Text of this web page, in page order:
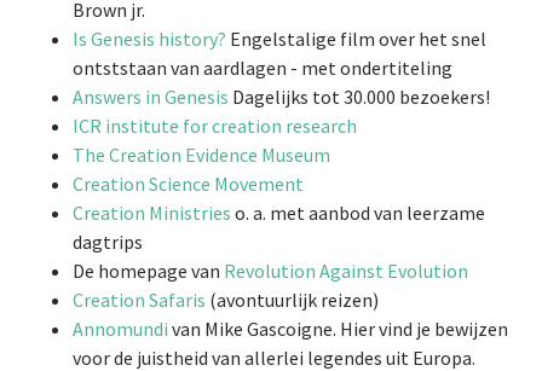
Brown jr.
Is Genesis history? Engelstalige film over het snel
ontststaan van aardlagen - met ondertiteling
Answers in Genesis Dagelijks tot 30.000 bezoekers!
ICR institute for creation research
The Creation Evidence Museum
Creation Science Movement
Creation Ministries o. a. met aanbod van leerzame
dagtrips
De homepage van Revolution Against Evolution
Creation Safaris (avontuurlijk reizen)
Annomundi van Mike Gascoigne. Hier vind je bewijzen
voor de juistheid van allerlei legendes uit Europa.